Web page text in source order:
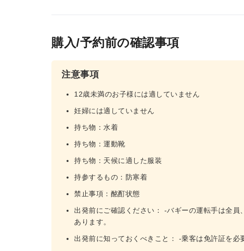
購入/予約前の確認事項
注意事項
12歳未満のお子様には適していません
妊婦には適していません
持ち物：水着
持ち物：運動靴
持ち物：天候に適した服装
持参するもの：防寒着
禁止事項：酩酊状態
出発前にご確認ください： -バギーの運転手は全
あります。
出発前に知っておくべきこと： -乗客は免許証を必